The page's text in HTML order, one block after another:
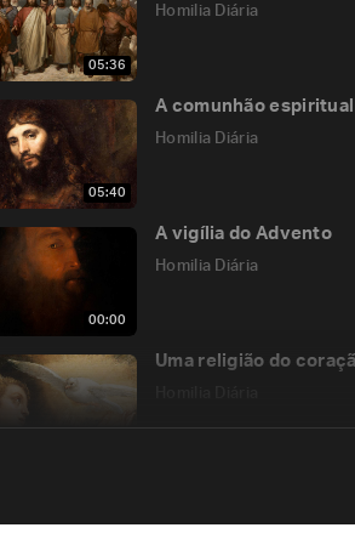
05:36
Homilia Diária
05:40
A comunhão espiritual
Homilia Diária
00:00
A vigília do Advento
Homilia Diária
Uma religião do